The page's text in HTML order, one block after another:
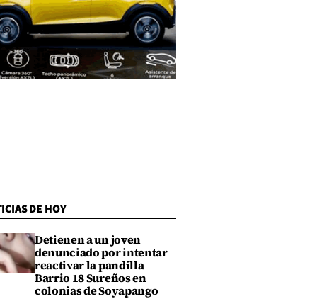
DE HOY
Detienen a un joven
denunciado por intentar
reactivar la pandilla
Barrio 18 Sureños en
colonias de Soyapango